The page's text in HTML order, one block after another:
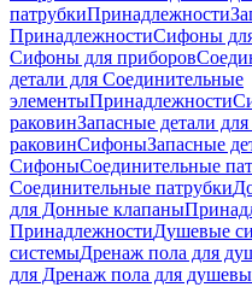
патрубкиПринадлежности
ПринадлежностиСифоны
Сифоны для приборов
детали для Соединительные
элементыПринадлежности
раковинЗапасные детали
раковинСифоныЗапасные
СифоныСоединительные
Соединительные патрубки
для Донные клапаны
ПринадлежностиДушевые
системыДренаж пола для
для Дренаж пола для